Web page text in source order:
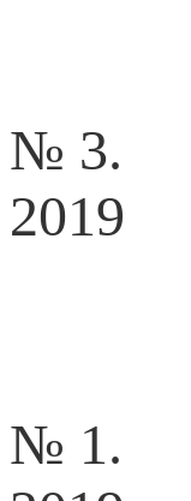
№ 3.
2019
№ 1.